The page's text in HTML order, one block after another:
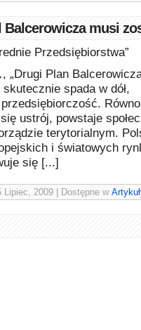
Balcerowicza musi
Przedsiębiorstwa”
„Drugi Plan
spada w dół,
ustrój, powstaje
terytorialnym.
i światowych
się [...]
Lipiec, 2009 | Dostępne w